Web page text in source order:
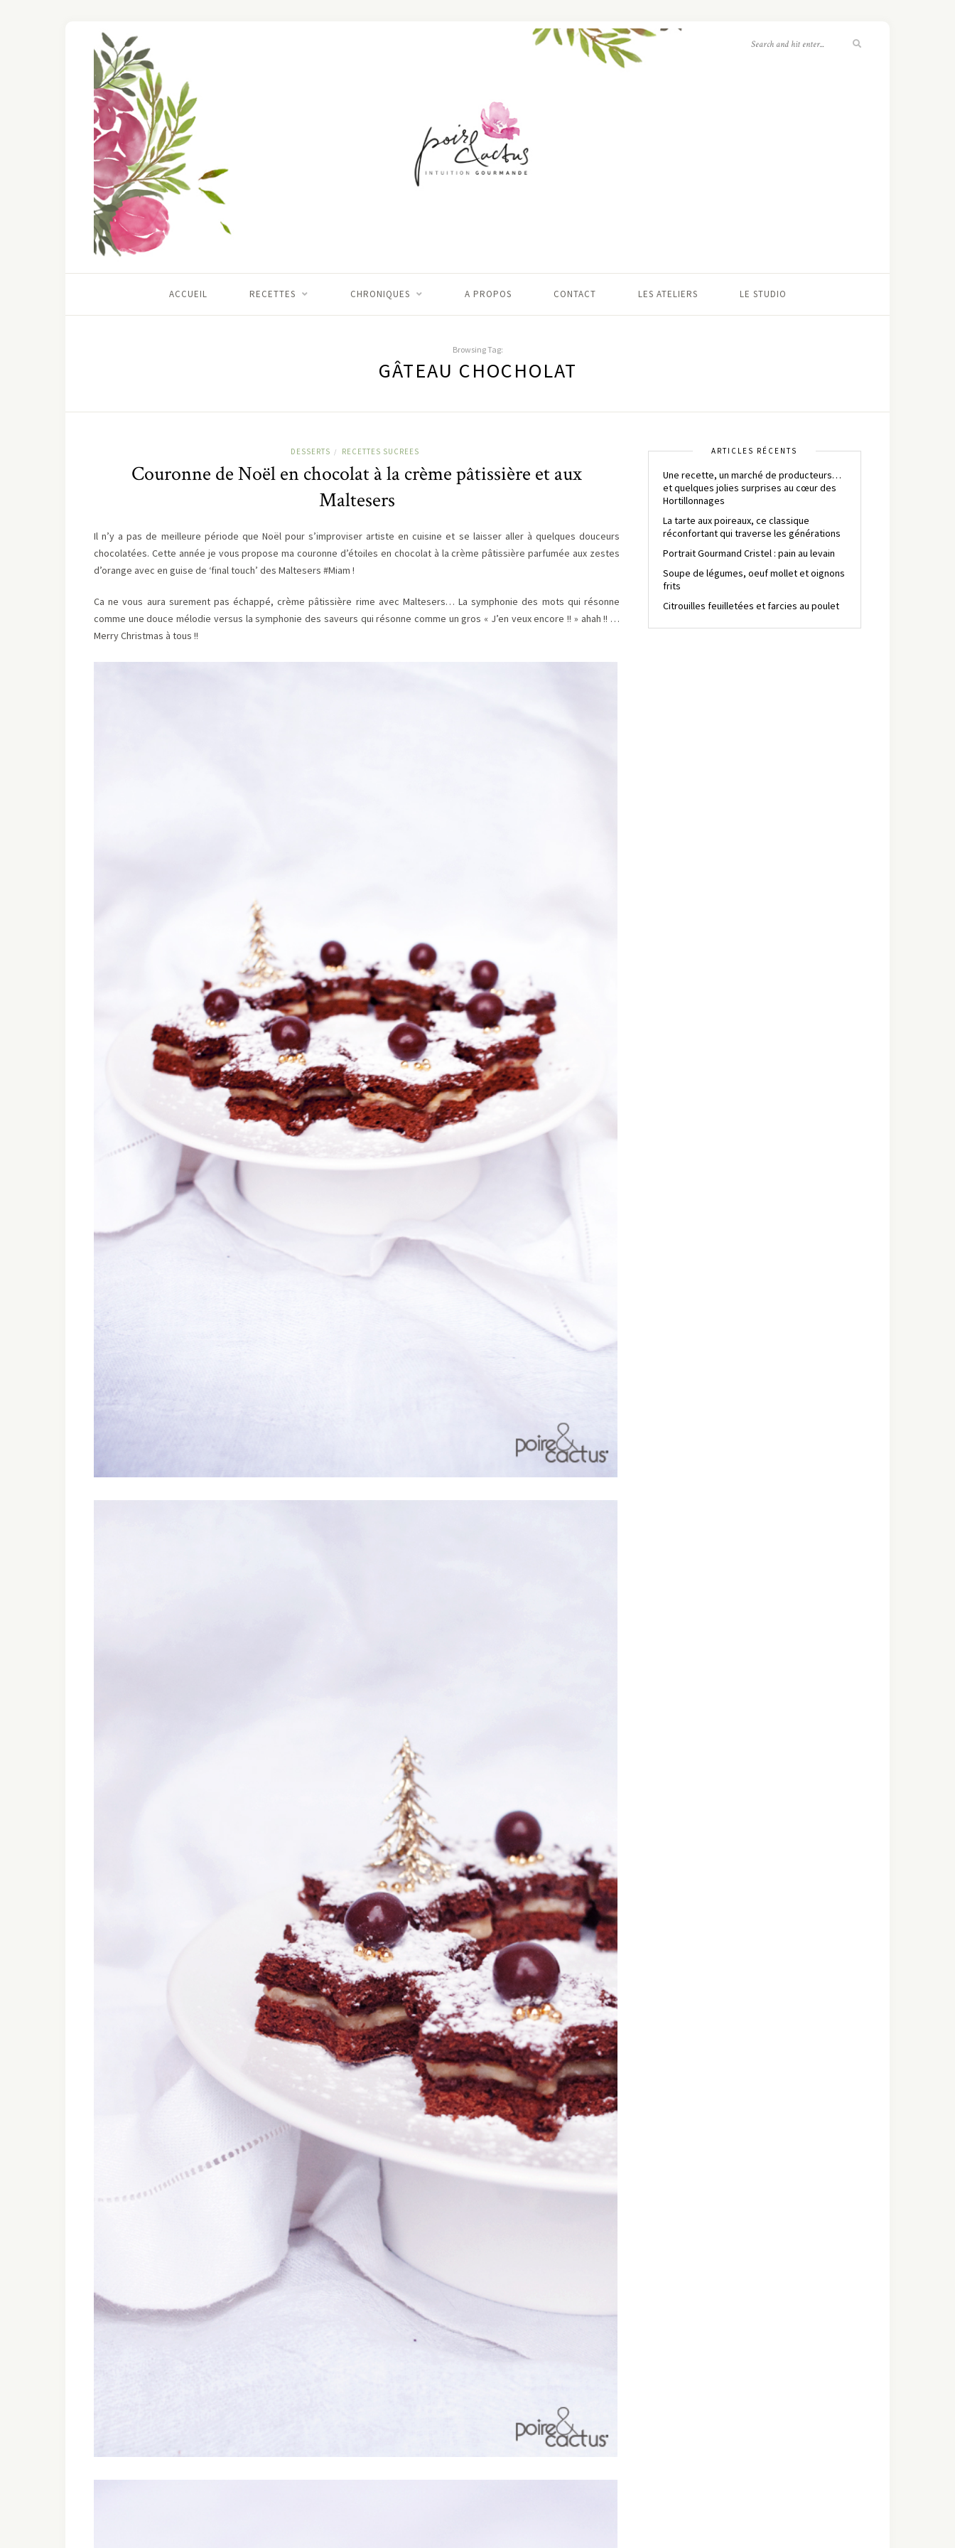
ACCUEIL RECETTES CHRONIQUES A PROPOS CONTACT LES ATELIERS LE STUDIO
Browsing Tag:
GÂTEAU CHOCHOLAT
DESSERTS / RECETTES SUCREES
Couronne de Noël en chocolat à la crème pâtissière et aux
Maltesers
Il n’y a pas de meilleure période que Noël pour s’improviser artiste en cuisine et se laisser aller à quelques douceurs
chocolatées. Cette année je vous propose ma couronne d’étoiles en chocolat à la crème pâtissière parfumée aux zestes
d’orange avec en guise de ‘final touch’ des Maltesers #Miam !
Ca ne vous aura surement pas échappé, crème pâtissière rime avec Maltesers… La symphonie des mots qui résonne
comme une douce mélodie versus la symphonie des saveurs qui résonne comme un gros « J’en veux encore !! » ahah !! …
Merry Christmas à tous !!
ARTICLES RÉCENTS
Une recette, un marché de producteurs…
et quelques jolies surprises au cœur des
Hortillonnages
La tarte aux poireaux, ce classique
réconfortant qui traverse les générations
Portrait Gourmand Cristel : pain au levain
Soupe de légumes, oeuf mollet et oignons
frits
Citrouilles feuilletées et farcies au poulet